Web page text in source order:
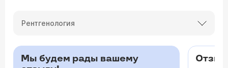
Рентгенология
Мы будем рады вашему